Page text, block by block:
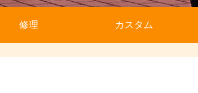
修理 カスタム